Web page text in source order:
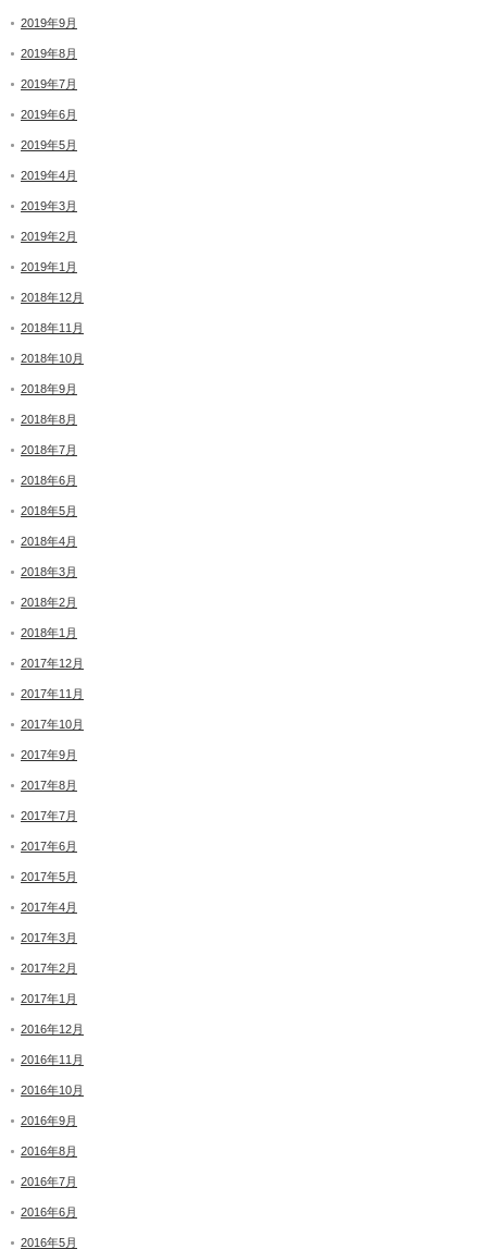
2019年9月
2019年8月
2019年7月
2019年6月
2019年5月
2019年4月
2019年3月
2019年2月
2019年1月
2018年12月
2018年11月
2018年10月
2018年9月
2018年8月
2018年7月
2018年6月
2018年5月
2018年4月
2018年3月
2018年2月
2018年1月
2017年12月
2017年11月
2017年10月
2017年9月
2017年8月
2017年7月
2017年6月
2017年5月
2017年4月
2017年3月
2017年2月
2017年1月
2016年12月
2016年11月
2016年10月
2016年9月
2016年8月
2016年7月
2016年6月
2016年5月